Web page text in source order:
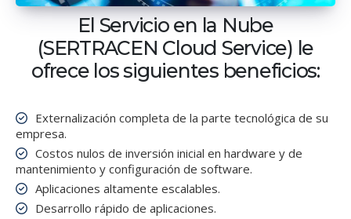
El Servicio en la Nube
(SERTRACEN Cloud Service) le
ofrece los siguientes beneficios:
Externalización completa de la parte tecnológica de su
empresa.
Costos nulos de inversión inicial en hardware y de
mantenimiento y configuración de software.
Aplicaciones altamente escalables.
Desarrollo rápido de aplicaciones.